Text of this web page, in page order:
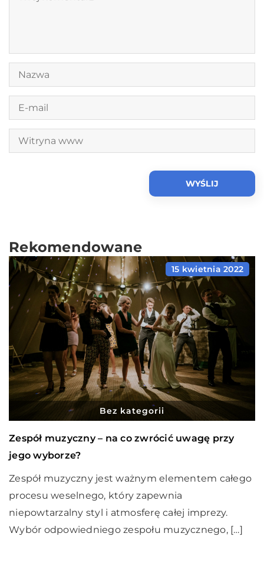
Rekomendowane
15 kwietnia 2022
Bez kategorii
Zespół muzyczny – na co zwrócić uwagę przy
jego wyborze?
Zespół muzyczny jest ważnym elementem całego
procesu weselnego, który zapewnia
niepowtarzalny styl i atmosferę całej imprezy.
Wybór odpowiedniego zespołu muzycznego, […]